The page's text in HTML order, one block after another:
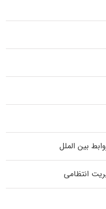
بین الملل
انتظامی